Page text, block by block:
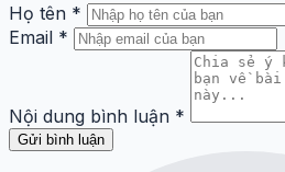
Họ tên *
Email *
Nội dung bình luận *
Gửi bình luận